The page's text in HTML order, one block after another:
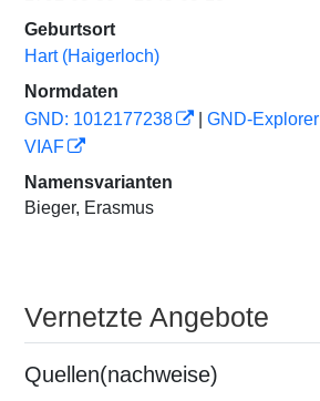
Geburtsort
Hart (Haigerloch)
Normdaten
GND: 1012177238
GND-Explorer
VIAF
Namensvarianten
Bieger, Erasmus
Vernetzte Angebote
Quellen(nachweise)